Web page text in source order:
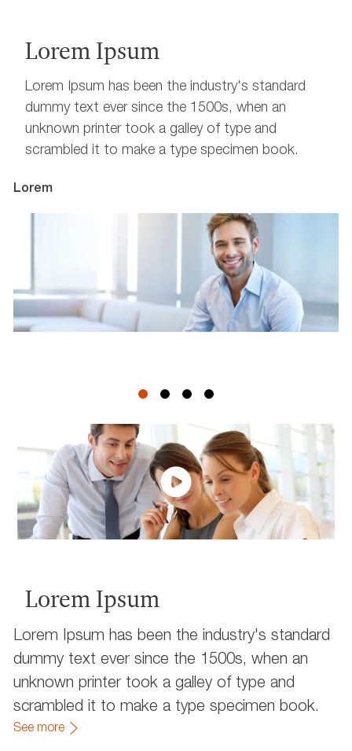
Lorem Ipsum
Lorem Ipsum has been the industry's standard
dummy text ever since the 1500s, when an
unknown printer took a galley of type and
scrambled it to make a type specimen book.
Lorem
Lorem Ipsum
Lorem Ipsum has been the industry's standard
dummy text ever since the 1500s, when an
unknown printer took a galley of type and
scrambled it to make a type specimen book.
See more